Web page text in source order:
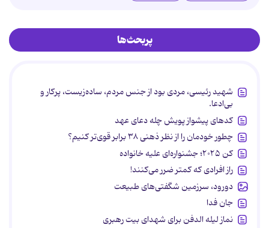
پربحث‌ها
شهید رئیسی، مردی بود از جنس مردم، ساده‌زیست، پرکار و
بی‌ادعا.
کدهای پیشواز پویش چله دعای عهد
چطور خودمان را از نظر ذهنی ۳۸ برابر قوی‌تر کنیم؟
کن ۲۰۲۵؛ جشنواره‌ای علیه خانواده
راز افرادی که کمتر ضرر می‌کنند!
دورود، سرزمین شگفتی‌های طبیعت
جان فدا
نماز لیله الدفن برای شهدای بیت رهبری